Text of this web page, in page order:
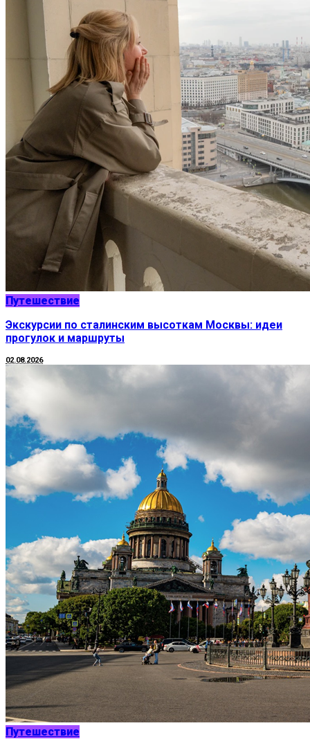
Путешествие
Экскурсии по сталинским высоткам Москвы: идеи
прогулок и маршруты
02.08.2026
Путешествие